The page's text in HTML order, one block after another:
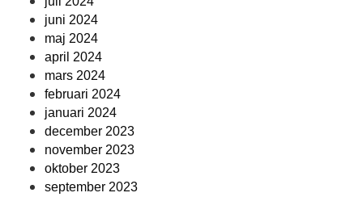
juni 2024
maj 2024
april 2024
mars 2024
februari 2024
januari 2024
december 2023
november 2023
oktober 2023
september 2023